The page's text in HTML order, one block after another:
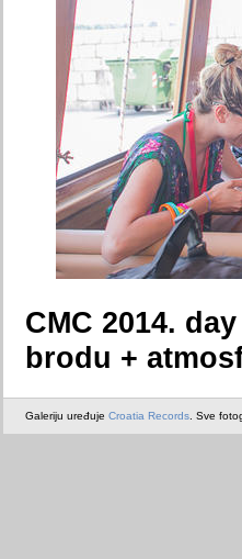
CMC 2014.
brodu +
Galeriju uređuje Croatia Records . Sve